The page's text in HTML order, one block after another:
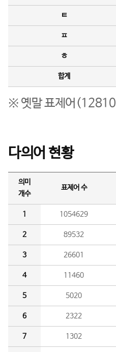
ㅌ
ㅍ
ㅎ
합계
※ 옛말 표제어(12810
다의어 현황
의미
개수
표제어 수
1 1054629
2 89532
3 26601
4 11460
5 5020
6 2322
7 1302